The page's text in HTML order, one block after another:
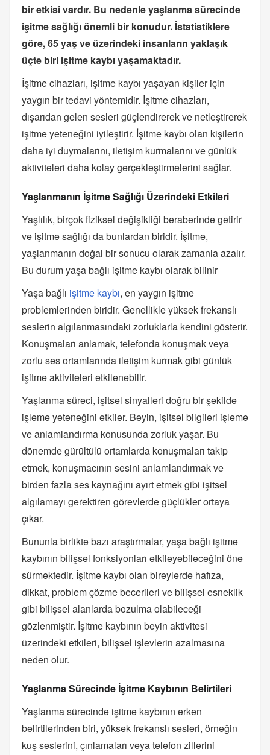
bir etkisi vardır. Bu nedenle yaşlanma sürecinde
işitme sağlığı önemli bir konudur. İstatistiklere
göre, 65 yaş ve üzerindeki insanların yaklaşık
üçte biri işitme kaybı yaşamaktadır.
İşitme cihazları, işitme kaybı yaşayan kişiler için
yaygın bir tedavi yöntemidir. İşitme cihazları,
dışarıdan gelen sesleri güçlendirerek ve netleştirerek
işitme yeteneğini iyileştirir. İşitme kaybı olan kişilerin
daha iyi duymalarını, iletişim kurmalarını ve günlük
aktiviteleri daha kolay gerçekleştirmelerini sağlar.
Yaşlanmanın İşitme Sağlığı Üzerindeki Etkileri
Yaşlılık, birçok fiziksel değişikliği beraberinde getirir
ve işitme sağlığı da bunlardan biridir. İşitme,
yaşlanmanın doğal bir sonucu olarak zamanla azalır.
Bu durum yaşa bağlı işitme kaybı olarak bilinir
Yaşa bağlı işitme kaybı, en yaygın işitme
problemlerinden biridir. Genellikle yüksek frekanslı
seslerin algılanmasındaki zorluklarla kendini gösterir.
Konuşmaları anlamak, telefonda konuşmak veya
zorlu ses ortamlarında iletişim kurmak gibi günlük
işitme aktiviteleri etkilenebilir.
Yaşlanma süreci, işitsel sinyalleri doğru bir şekilde
işleme yeteneğini etkiler. Beyin, işitsel bilgileri işleme
ve anlamlandırma konusunda zorluk yaşar. Bu
dönemde gürültülü ortamlarda konuşmaları takip
etmek, konuşmacının sesini anlamlandırmak ve
birden fazla ses kaynağını ayırt etmek gibi işitsel
algılamayı gerektiren görevlerde güçlükler ortaya
çıkar.
Bununla birlikte bazı araştırmalar, yaşa bağlı işitme
kaybının bilişsel fonksiyonları etkileyebileceğini öne
sürmektedir. İşitme kaybı olan bireylerde hafıza,
dikkat, problem çözme becerileri ve bilişsel esneklik
gibi bilişsel alanlarda bozulma olabileceği
gözlenmiştir. İşitme kaybının beyin aktivitesi
üzerindeki etkileri, bilişsel işlevlerin azalmasına
neden olur.
Yaşlanma Sürecinde İşitme Kaybının Belirtileri
Yaşlanma sürecinde işitme kaybının erken
belirtilerinden biri, yüksek frekanslı sesleri, örneğin
kuş seslerini, çınlamaları veya telefon zillerini